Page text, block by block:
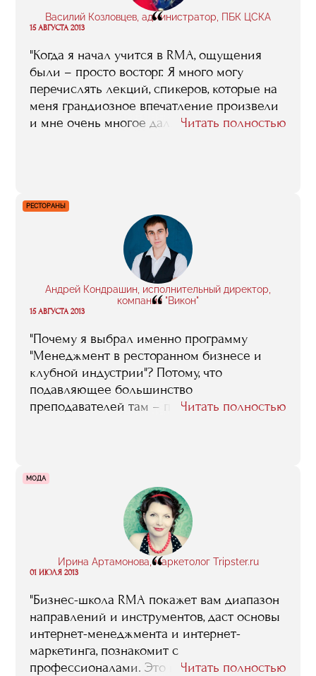
Василий Козловцев, администратор, ПБК ЦСКА
“
15 АВГУСТА 2013
"Когда я начал учится в RMA, ощущения
были – просто восторг. Я много могу
перечислять лекций, спикеров, которые на
меня грандиозное впечатление произвели
и мне очень многое дали. Ну, вот взять хотя
кроме как RMA у нас такого никто не
Читать полностью
РЕСТОРАНЫ
Андрей Кондрашин, исполнительный директор,
компания "Викон"
“
15 АВГУСТА 2013
"Почему я выбрал именно программу
"Менеджмент в ресторанном бизнесе и
клубной индустрии"? Потому, что
подавляющее большинство
преподавателей там – практики, люди,
Я очень многому там научился, в том числе
и в плане раскрутки, продвижения бизнеса.
На занятия Назарова ходил с огромным
удовольствием, да и сейчас стараюсь их не
пропускать. Многих преподавателей могу с
благодарностью вспомнить: Семанову
Ольгу, например, ее лекции по меню-
инжинирингу мне очень пригодились"
Читать полностью
МОДА
Ирина Артамонова, маркетолог Tripster.ru
“
01 ИЮЛЯ 2013
"Бизнес-школа RMA покажет вам диапазон
направлений и инструментов, даст основы
интернет-менеджмента и интернет-
маркетинга, познакомит с
профессионалами. Это немало, поверьте. И
Читать полностью